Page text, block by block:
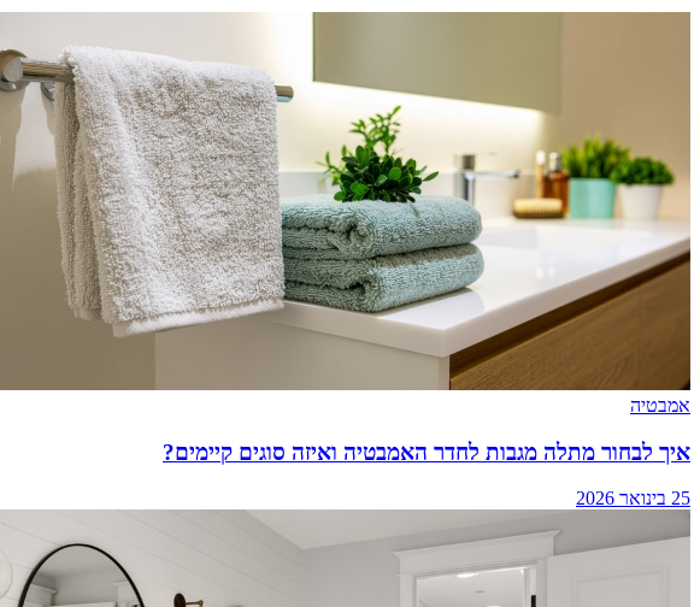
אמבטיה
איך לבחור מתלה מגבות לחדר האמבטיה ואיזה סוגים קיימים?
25 בינואר 2026